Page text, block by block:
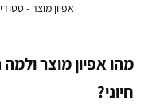
אפיון מוצר -
מהו אפיון מוצר
חיוני?